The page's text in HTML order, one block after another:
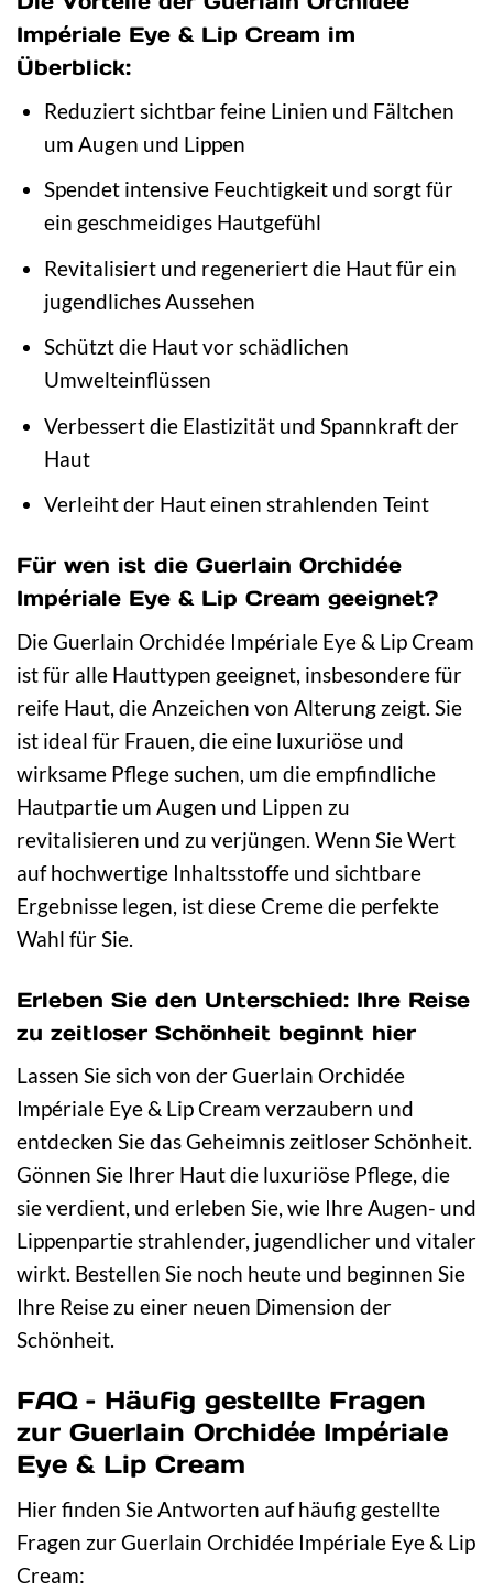
Impériale Eye & Lip Cream im
Überblick:
Reduziert sichtbar feine Linien und Fältchen
um Augen und Lippen
Spendet intensive Feuchtigkeit und sorgt für
ein geschmeidiges Hautgefühl
Revitalisiert und regeneriert die Haut für ein
jugendliches Aussehen
Schützt die Haut vor schädlichen
Umwelteinflüssen
Verbessert die Elastizität und Spannkraft der
Haut
Verleiht der Haut einen strahlenden Teint
Für wen ist die Guerlain Orchidée
Impériale Eye & Lip Cream geeignet?
Die Guerlain Orchidée Impériale Eye & Lip Cream
ist für alle Hauttypen geeignet, insbesondere für
reife Haut, die Anzeichen von Alterung zeigt. Sie
ist ideal für Frauen, die eine luxuriöse und
wirksame Pflege suchen, um die empfindliche
Hautpartie um Augen und Lippen zu
revitalisieren und zu verjüngen. Wenn Sie Wert
auf hochwertige Inhaltsstoffe und sichtbare
Ergebnisse legen, ist diese Creme die perfekte
Wahl für Sie.
Erleben Sie den Unterschied: Ihre Reise
zu zeitloser Schönheit beginnt hier
Lassen Sie sich von der Guerlain Orchidée
Impériale Eye & Lip Cream verzaubern und
entdecken Sie das Geheimnis zeitloser Schönheit.
Gönnen Sie Ihrer Haut die luxuriöse Pflege, die
sie verdient, und erleben Sie, wie Ihre Augen- und
Lippenpartie strahlender, jugendlicher und vitaler
wirkt. Bestellen Sie noch heute und beginnen Sie
Ihre Reise zu einer neuen Dimension der
Schönheit.
FAQ – Häufig gestellte Fragen
zur Guerlain Orchidée Impériale
Eye & Lip Cream
Hier finden Sie Antworten auf häufig gestellte
Fragen zur Guerlain Orchidée Impériale Eye & Lip
Cream: